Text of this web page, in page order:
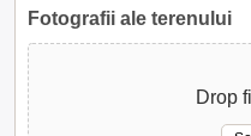
Fotografii ale terenului
Drop